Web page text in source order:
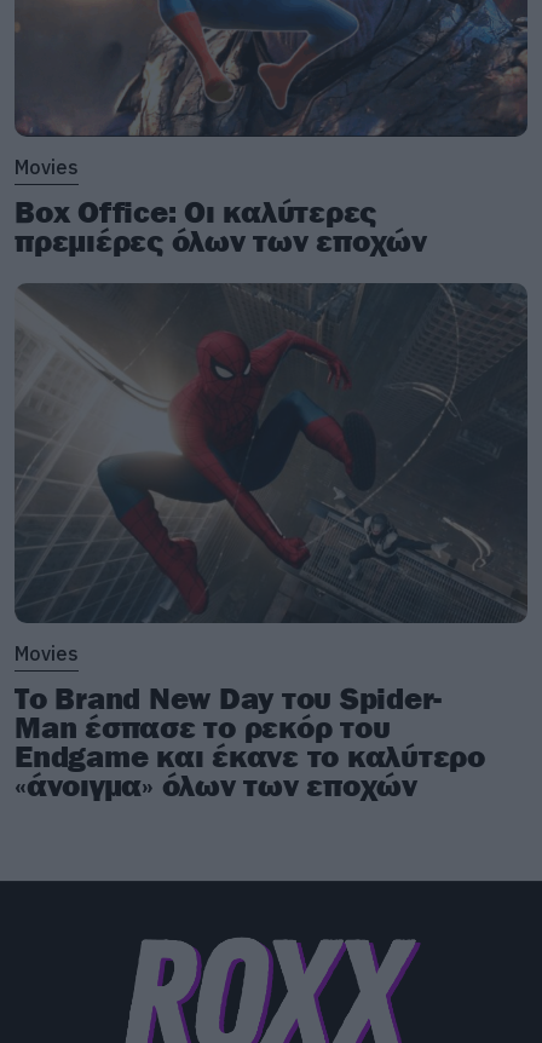
Movies
Box Office: Οι καλύτερες
πρεμιέρες όλων των εποχών
Movies
Το Brand New Day του Spider-
Man έσπασε το ρεκόρ του
Endgame και έκανε το καλύτερο
«άνοιγμα» όλων των εποχών